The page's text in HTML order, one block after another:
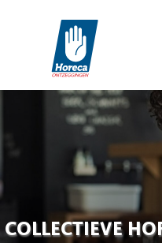
COLLECTIEVE